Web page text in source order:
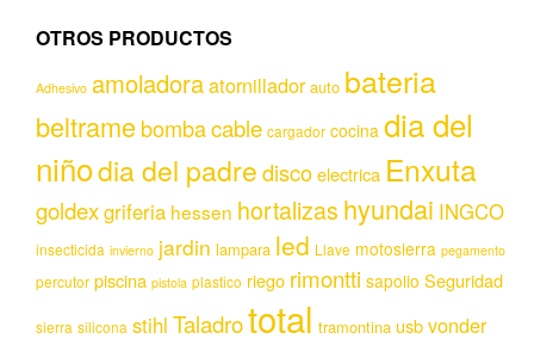
OTROS PRODUCTOS
Adhesivo amoladoraatornillador auto bateria
beltramebombacable cargador cocina dia del
niñodia del padrediscoelectrica Enxuta
goldexgriferia hessen hortalizas hyundai INGCO
insecticida invierno jardin lampara led Llave motosierra pegamento
percutor piscina pistola plastico riego rimontti sapolio Seguridad
sierra silicona stihl Taladrototal tramontina usbvonder